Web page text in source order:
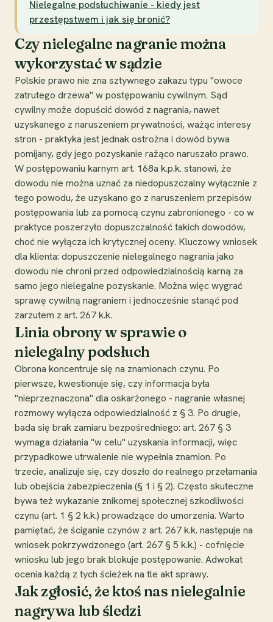
Nielegalne podsłuchiwanie - kiedy jest
przestępstwem i jak się bronić?
Czy nielegalne nagranie można
wykorzystać w sądzie
Polskie prawo nie zna sztywnego zakazu typu "owoce
zatrutego drzewa" w postępowaniu cywilnym. Sąd
cywilny może dopuścić dowód z nagrania, nawet
uzyskanego z naruszeniem prywatności, ważąc interesy
stron - praktyka jest jednak ostrożna i dowód bywa
pomijany, gdy jego pozyskanie rażąco naruszało prawo.
W postępowaniu karnym art. 168a k.p.k. stanowi, że
dowodu nie można uznać za niedopuszczalny wyłącznie z
tego powodu, że uzyskano go z naruszeniem przepisów
postępowania lub za pomocą czynu zabronionego - co w
praktyce poszerzyło dopuszczalność takich dowodów,
choć nie wyłącza ich krytycznej oceny. Kluczowy wniosek
dla klienta: dopuszczenie nielegalnego nagrania jako
dowodu nie chroni przed odpowiedzialnością karną za
samo jego nielegalne pozyskanie. Można więc wygrać
sprawę cywilną nagraniem i jednocześnie stanąć pod
zarzutem z art. 267 k.k.
Linia obrony w sprawie o
nielegalny podsłuch
Obrona koncentruje się na znamionach czynu. Po
pierwsze, kwestionuje się, czy informacja była
"nieprzeznaczona" dla oskarżonego - nagranie własnej
rozmowy wyłącza odpowiedzialność z § 3. Po drugie,
bada się brak zamiaru bezpośredniego: art. 267 § 3
wymaga działania "w celu" uzyskania informacji, więc
przypadkowe utrwalenie nie wypełnia znamion. Po
trzecie, analizuje się, czy doszło do realnego przełamania
lub obejścia zabezpieczenia (§ 1 i § 2). Często skuteczne
bywa też wykazanie znikomej społecznej szkodliwości
czynu (art. 1 § 2 k.k.) prowadzące do umorzenia. Warto
pamiętać, że ściganie czynów z art. 267 k.k. następuje na
wniosek pokrzywdzonego (art. 267 § 5 k.k.) - cofnięcie
wniosku lub jego brak blokuje postępowanie. Adwokat
ocenia każdą z tych ścieżek na tle akt sprawy.
Jak zgłosić, że ktoś nas nielegalnie
nagrywa lub śledzi